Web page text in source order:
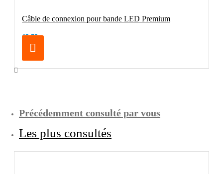
Câble de connexion pour bande LED Premium
€5.75
Précédemment consulté par vous
Les plus consultés